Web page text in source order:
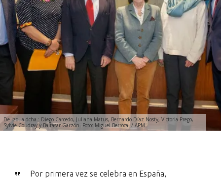
De izq. a dcha.: Diego Carcedo, Juliana Matus, Bernardo Díaz Nosty, Victoria Prego,
Sylvie Coudray y Baltasar Garzón. Foto: Miguel Berrocal / APM
Por primera vez se celebra en España,